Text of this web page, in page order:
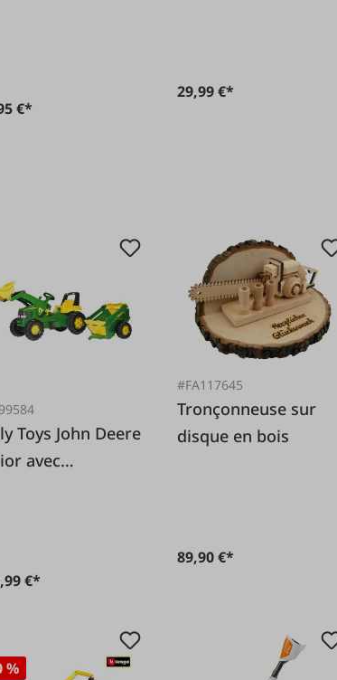
€*
29,99 €*
John Deere
avec
€*
#FA117645
Tronçonneuse sur
disque en bois
89,90 €*
%